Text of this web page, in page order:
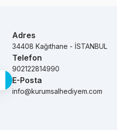
Kayıt Ol
Adres
34408 Kağıthane - İSTANBUL
Telefon
902122814990
E-Posta
info@kurumsalhediyem.com